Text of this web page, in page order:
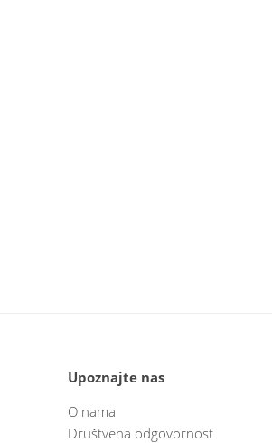
Upoznajte nas
O nama
Društvena odgovornost